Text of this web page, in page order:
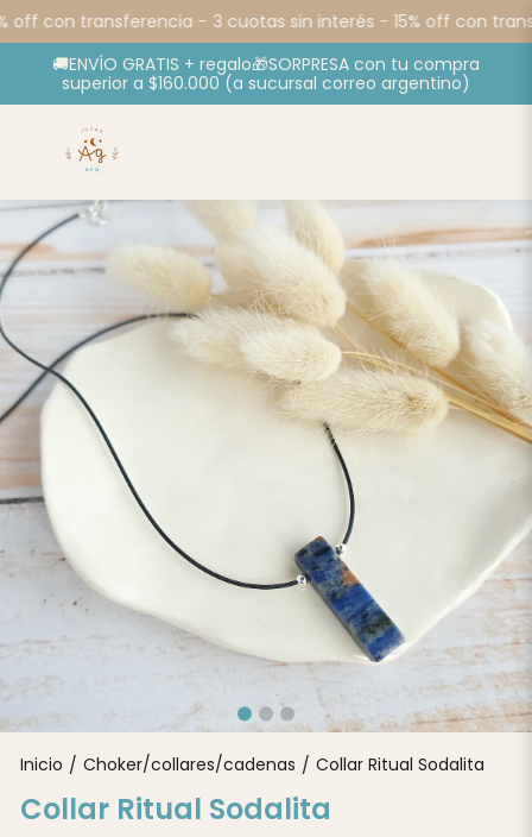
off con transferencia - 3 cuotas sin interés - 15% off con
🚚ENVÍO GRATIS + regalo🎁SORPRESA con tu compra
superior a $160.000 (a sucursal correo argentino)
Inicio / Choker/collares/cadenas / Collar Ritual Sodalita
Collar Ritual Sodalita